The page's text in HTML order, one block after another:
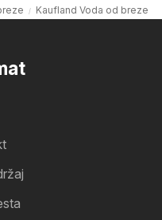
Kaufland Voda od breze